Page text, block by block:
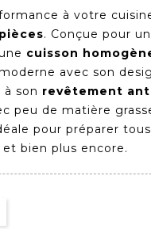
à votre
. Conçue pour
cuisson
avec son
son revêtement
peu de matière
pour préparer
bien plus encore.